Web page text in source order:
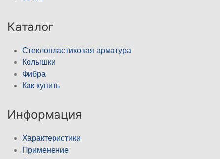
Каталог
Стеклопластиковая арматура
Колышки
Фибра
Как купить
Информация
Характеристики
Применение